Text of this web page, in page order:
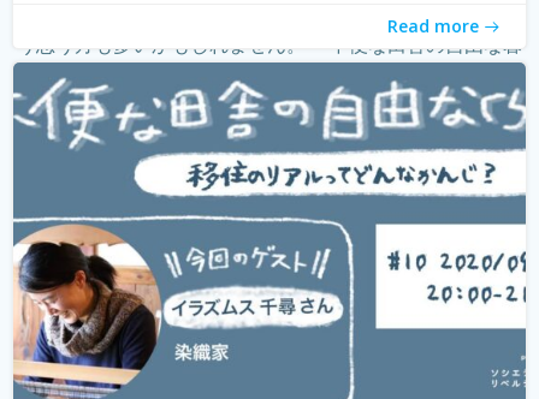
Read more
きました。 でも、田舎に自分が好きな仕事ってあるの？そ
う思う方も多いかもしれません。 「不便な田舎の自由な暮
らし」では、田舎で自分らし...
続きを読む